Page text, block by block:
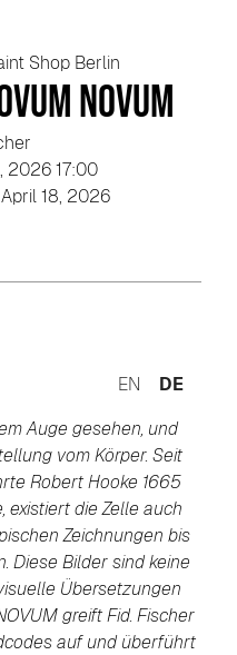
Shop Berlin
Novum
2026 17:00
April 18, 2026
EN
DE
Auge gesehen, und
vom Körper. Seit
Robert Hooke 1665
existiert die Zelle auch
Zeichnungen bis
Diese Bilder sind keine
Übersetzungen
greift Fid. Fischer
auf und überführt